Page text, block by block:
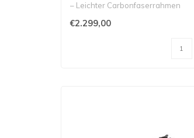
– Leichter Carbonfaserrahmen
– Leistungssta..
€2.299,00